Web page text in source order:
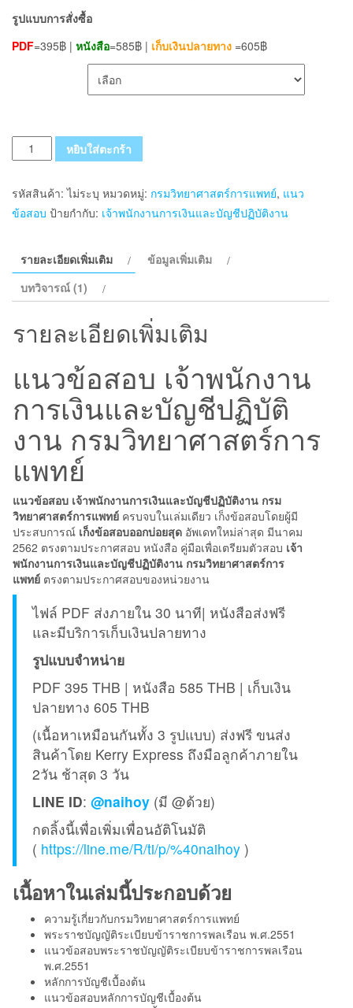
รูปแบบการสั่งซื้อ
PDF=395฿ | หนังสือ=585฿ | เก็บเงินปลายทาง =605฿
จำนวน
แนว
เจ้า
เงิน
และ
บัญชี
งาน
วิทยาศาสตร์
การ
แพทย์
ชิ้น
หยิบใส่ตะกร้า
รหัสสินค้า:ไม่ระบุ หมวดหมู่: กรมวิทยาศาสตร์การแพทย์, แนว
ข้อสอบ ป้ายกำกับ: เจ้าพนักงานการเงินและบัญชีปฏิบัติงาน
รายละเอียดเพิ่มเติม
ข้อมูลเพิ่มเติม
บทวิจารณ์ (1)
รายละเอียดเพิ่มเติม
แนวข้อสอบ เจ้าพนักงาน
การเงินและบัญชีปฏิบัติ
งาน กรมวิทยาศาสตร์การ
แพทย์
แนวข้อสอบ เจ้าพนักงานการเงินและบัญชีปฏิบัติงาน กรม
วิทยาศาสตร์การแพทย์ ครบจบในเล่มเดียว เก็งข้อสอบโดยผู้มี
ประสบการณ์ เก็งข้อสอบออกบ่อยสุด อัพเดทใหม่ล่าสุด มีนาคม
2562 ตรงตามประกาศสอบ หนังสือ คู่มือเพื่อเตรียมตัวสอบ เจ้า
พนักงานการเงินและบัญชีปฏิบัติงาน กรมวิทยาศาสตร์การ
แพทย์ ตรงตามประกาศสอบของหน่วยงาน
ไฟล์ PDF ส่งภายใน 30 นาที| หนังสือส่งฟรี
และมีบริการเก็บเงินปลายทาง
รูปแบบจำหน่าย
PDF 395 THB | หนังสือ 585 THB | เก็บเงิน
ปลายทาง 605 THB
(เนื้อหาเหมือนกันทั้ง 3 รูปแบบ) ส่งฟรี ขนส่ง
สินค้าโดย Kerry Express ถึงมือลูกค้าภายใน
2วัน ช้าสุด 3 วัน
LINE ID: @naihoy (มี @ด้วย)
กดลิ้งนี้เพื่อเพิ่มเพื่อนอัติโนมัติ
( https://line.me/R/ti/p/%40naihoy )
เนื้อหาในเล่มนี้ประกอบด้วย
ความรู้เกี่ยวกับกรมวิทยาศาสตร์การแพทย์
พระราชบัญญัติระเบียบข้าราชการพลเรือน พ.ศ.2551
แนวข้อสอบพระราชบัญญัติระเบียบข้าราชการพลเรือน
พ.ศ.2551
หลักการบัญชีเบื้องต้น
แนวข้อสอบหลักการบัญชีเบื้องต้น